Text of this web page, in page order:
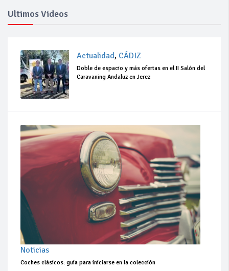
Ultimos Videos
Actualidad, CÁDIZ
Doble de espacio y más ofertas en el II Salón del
Caravaning Andaluz en Jerez
Noticias
Coches clásicos: guía para iniciarse en la colección